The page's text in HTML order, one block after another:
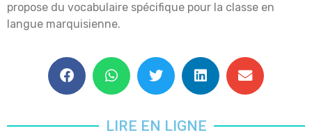
propose du vocabulaire spécifique pour la classe en
langue marquisienne.
LIRE EN LIGNE